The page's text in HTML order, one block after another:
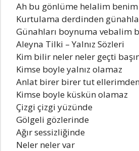
Ah bu gönlüme helalim benim
Kurtulama derdinden
Günahları boynuma vebalim
Aleyna Tilki – Yalnız Sözleri
Kim bilir neler neler geçti
Kimse boyle yalnız olamaz
Anlat birer birer tut
Kimse boyle küskün olamaz
Çizgi çizgi yüzünde
Gölgeli gözlerinde
Ağır sessizliğinde
Neler neler var